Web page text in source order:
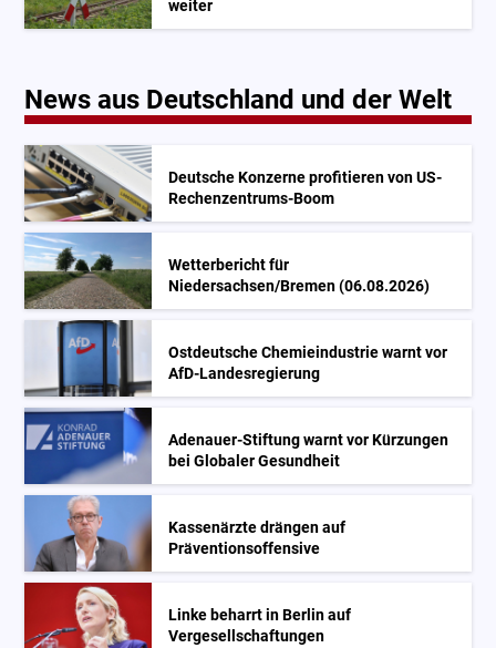
weiter
News aus Deutschland und der Welt
Deutsche Konzerne profitieren von US-
Rechenzentrums-Boom
Wetterbericht für
Niedersachsen/Bremen (06.08.2026)
Ostdeutsche Chemieindustrie warnt vor
AfD-Landesregierung
Adenauer-Stiftung warnt vor Kürzungen
bei Globaler Gesundheit
Kassenärzte drängen auf
Präventionsoffensive
Linke beharrt in Berlin auf
Vergesellschaftungen